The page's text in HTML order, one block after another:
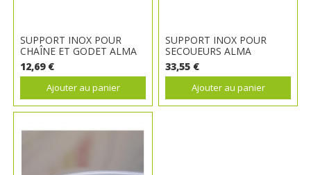
SUPPORT INOX POUR
CHAÎNE ET GODET ALMA
12,69 €
Ajouter au panier
SUPPORT INOX POUR
SECOUEURS ALMA
33,55 €
Ajouter au panier